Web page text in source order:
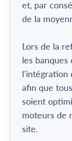
et, par
de la
Lors de la
les
l'intégration
afin que
soient
moteurs de
site.